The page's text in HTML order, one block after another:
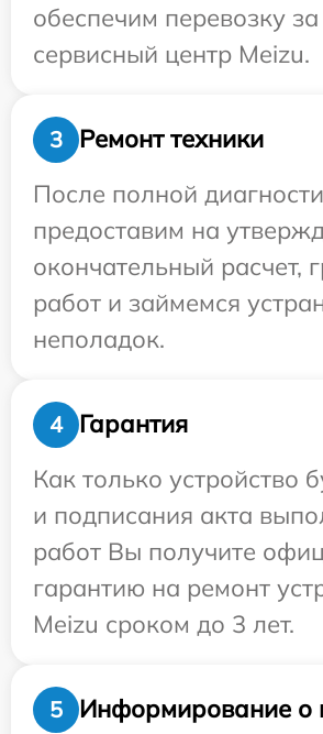
обеспечим перевозку
сервисный центр Meizu.
3
Ремонт техники
После полной
предоставим на
окончательный расчет,
работ и займемся
неполадок.
4
Гарантия
Как только устройство
и подписания акта
работ Вы получите
гарантию на ремонт
Meizu сроком до 3 лет.
5 Информирование о